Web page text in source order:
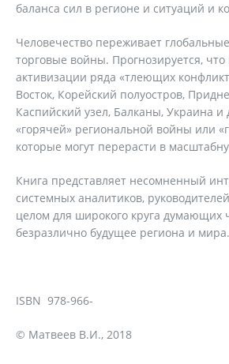
баланса сил в регионе и ситуаций и
Человечество переживает
торговые войны. Прогнозируется,
активизации ряда «тлеющих
Восток, Корейский полуостров,
Каспийский узел, Балканы, Украина и
«горячей» региональной войны или
которые могут перерасти в
Книга представляет несомненный
системных аналитиков,
целом для широкого круга думающих
безразлично будущее региона и мира.
ISBN 978-966-
© Матвеев В.И., 2018